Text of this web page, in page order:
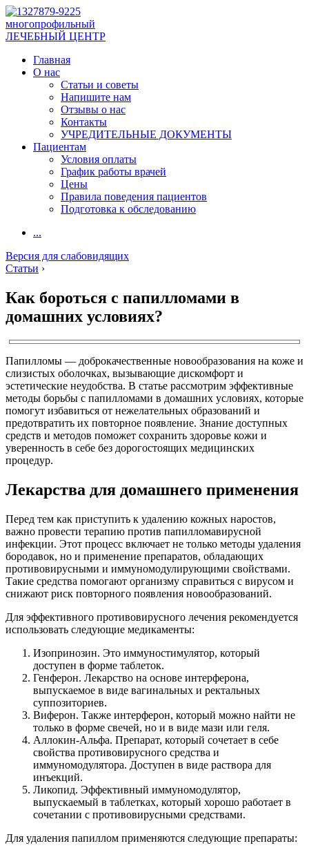
многопрофильный
ЛЕЧЕБНЫЙ ЦЕНТР
Главная
О нас
Статьи и советы
Напишите нам
Отзывы о нас
Контакты
УЧРЕДИТЕЛЬНЫЕ ДОКУМЕНТЫ
Пациентам
Условия оплаты
График работы врачей
Цены
Правила поведения пациентов
Подготовка к обследованию
...
Версия для слабовидящих
Статьи ›
Как бороться с папилломами в
домашних условиях?
Папилломы — доброкачественные новообразования на коже и
слизистых оболочках, вызывающие дискомфорт и
эстетические неудобства. В статье рассмотрим эффективные
методы борьбы с папилломами в домашних условиях, которые
помогут избавиться от нежелательных образований и
предотвратить их повторное появление. Знание доступных
средств и методов поможет сохранить здоровье кожи и
уверенность в себе без дорогостоящих медицинских
процедур.
Лекарства для домашнего применения
Перед тем как приступить к удалению кожных наростов,
важно провести терапию против папилломавирусной
инфекции. Этот процесс включает не только методы удаления
бородавок, но и применение препаратов, обладающих
противовирусными и иммуномодулирующими свойствами.
Такие средства помогают организму справиться с вирусом и
снижают риск повторного появления новообразований.
Для эффективного противовирусного лечения рекомендуется
использовать следующие медикаменты:
Изопринозин. Это иммуностимулятор, который
доступен в форме таблеток.
Генферон. Лекарство на основе интерферона,
выпускаемое в виде вагинальных и ректальных
суппозиториев.
Виферон. Также интерферон, который можно найти не
только в форме свечей, но и в виде мази или геля.
Аллокин-Альфа. Препарат, который сочетает в себе
свойства противовирусного средства и
иммуномодулятора. Доступен в виде раствора для
инъекций.
Ликопид. Эффективный иммуномодулятор,
выпускаемый в таблетках, который хорошо работает в
сочетании с противовирусными средствами.
Для удаления папиллом применяются следующие препараты: